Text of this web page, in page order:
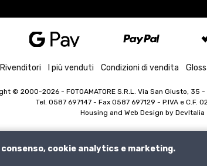
I più venduti Condizioni di vendita
© 2000-2026 - FOTOAMATORE S.R.L. Via San Giusto,
Tel. 0587 697147 - Fax 0587 697129 - P.IVA e C.F.
Housing and Web Design by DevItalia
cookie analytics e marketing.